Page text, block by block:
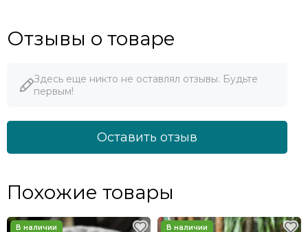
Отзывы о товаре
Здесь еще никто не оставлял отзывы. Будьте
первым!
Оставить отзыв
Похожие товары